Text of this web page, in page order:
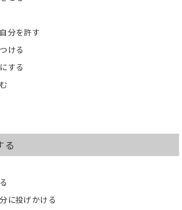
分を許す
ける
する
る
に投げかける